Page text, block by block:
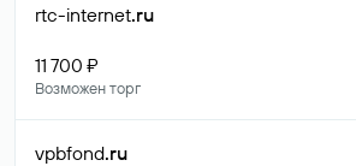
rtc-internet.ru
11 700 ₽
Возможен торг
vpbfond.ru